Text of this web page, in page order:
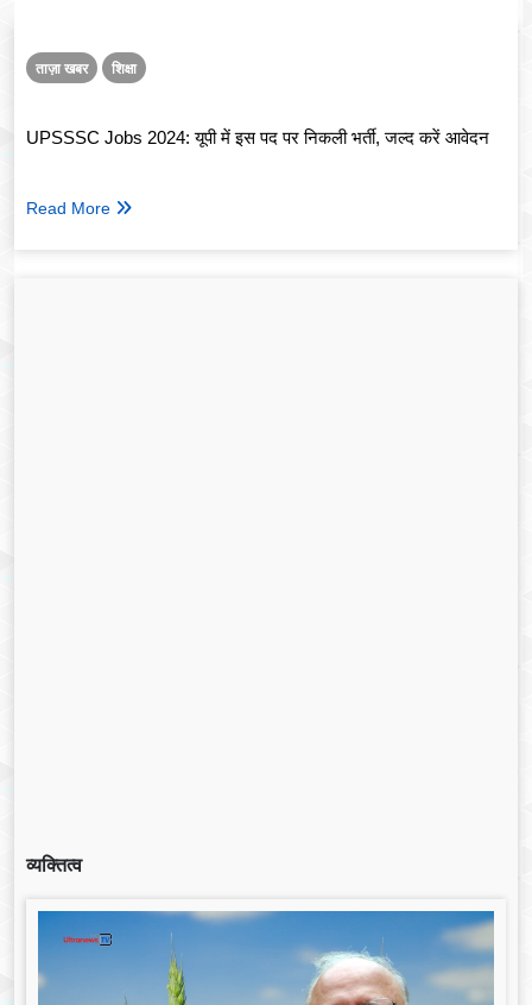
ताज़ा खबर शिक्षा
UPSSSC Jobs 2024: यूपी में इस पद पर निकली भर्ती, जल्द करें आवेदन
Read More
व्यक्तित्व